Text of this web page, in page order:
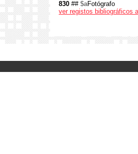
830 ## $aFotógrafo
ver registos bibliográficos